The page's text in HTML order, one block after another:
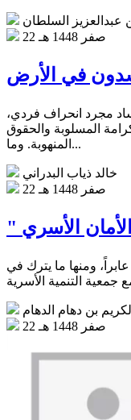
عبدالعزيز السلطان
22 صفر 1448 هـ
في الأرض
مجرد انحراف فردي،
المسلوبة والحقوق
المنهوبة. وما...
خالد ذياب البدراني
22 صفر 1448 هـ
الأسري
ومنها ما يترك في
بن دهام الدهام
22 صفر 1448 هـ